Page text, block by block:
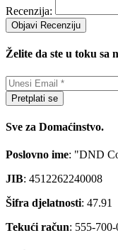
Recenzija:
Objavi Recenziju
Želite da ste u toku sa
Pretplati se
Sve za Domaćinstvo.
Poslovno ime: "DND
JIB: 4512262240008
Šifra djelatnosti: 47.91
Tekući račun: 555-